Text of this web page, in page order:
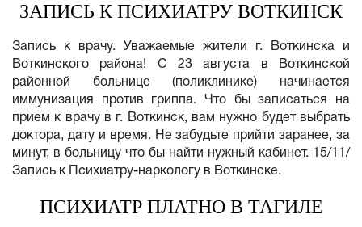
ЗАПИСЬ К ПСИХИАТРУ ВОТКИНСК
Запись к врачу. Уважаемые жители г. Воткинска и
Воткинского района! С 23 августа в Воткинской
районной больнице (поликлинике) начинается
иммунизация против гриппа. Что бы записаться на
прием к врачу в г. Воткинск, вам нужно будет выбрать
доктора, дату и время. Не забудьте прийти заранее, за
минут, в больницу что бы найти нужный кабинет. 15/11/
Запись к Психиатру-наркологу в Воткинске.
ПСИХИАТР ПЛАТНО В ТАГИЛЕ